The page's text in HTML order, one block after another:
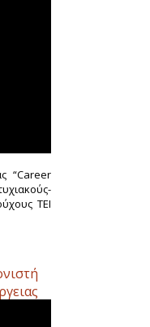
“Career
ΤΕΙ